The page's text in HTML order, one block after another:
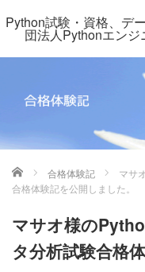
Python試験・資格、デ
団法人Pythonエン
ホーム 合格体験記
マサ
合格体験記を公開しました。
マサオ様の
タ分析試験合格